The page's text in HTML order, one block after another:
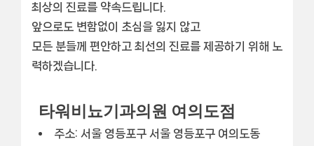
최상의 진료를 약속드립니다.
앞으로도 변함없이 초심을 잃지 않고
모든 분들께 편안하고 최선의 진료를 제공하기 위해 노
력하겠습니다.
타워비뇨기과의원 여의도점
주소: 서울 영등포구 서울 영등포구 여의도동